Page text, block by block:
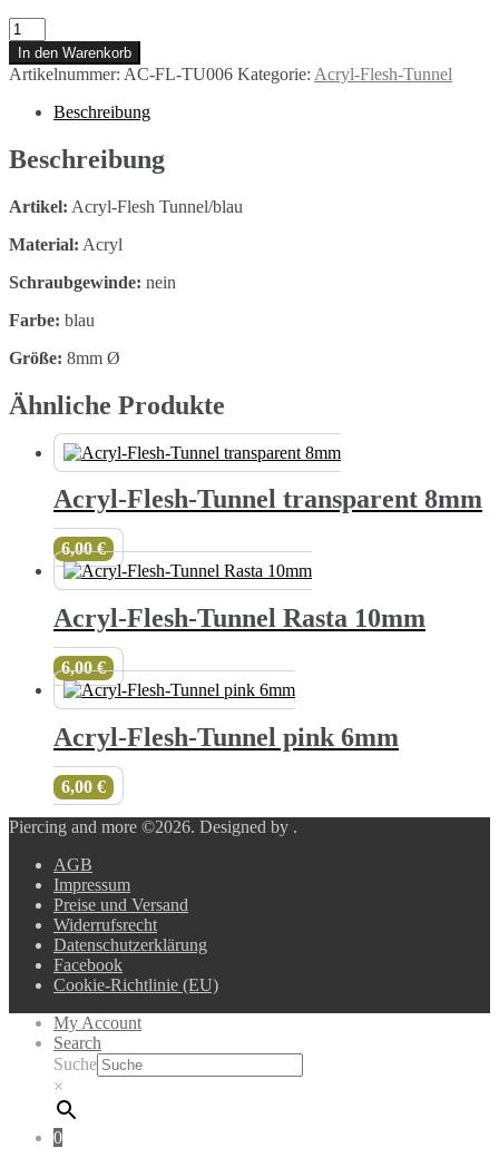
Acryl-
Flesh
Tunnel
blau
8mm
Menge
In den Warenkorb
Artikelnummer: AC-FL-TU006 Kategorie: Acryl-Flesh-Tunnel
Beschreibung
Beschreibung
Artikel: Acryl-Flesh Tunnel/blau
Material: Acryl
Schraubgewinde: nein
Farbe: blau
Größe: 8mm Ø
Ähnliche Produkte
Acryl-Flesh-Tunnel transparent 8mm
6,00€
Acryl-Flesh-Tunnel Rasta 10mm
6,00€
Acryl-Flesh-Tunnel pink 6mm
6,00 €
Piercing and more ©2026. Designed by .
AGB
Impressum
Preise und Versand
Widerrufsrecht
Datenschutzerklärung
Facebook
Cookie-Richtlinie (EU)
My Account
Search
Suche
×
0